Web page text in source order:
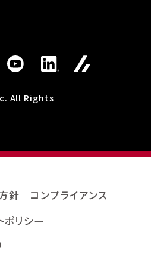
All Rights
針
コンプライアンス
ポリシー